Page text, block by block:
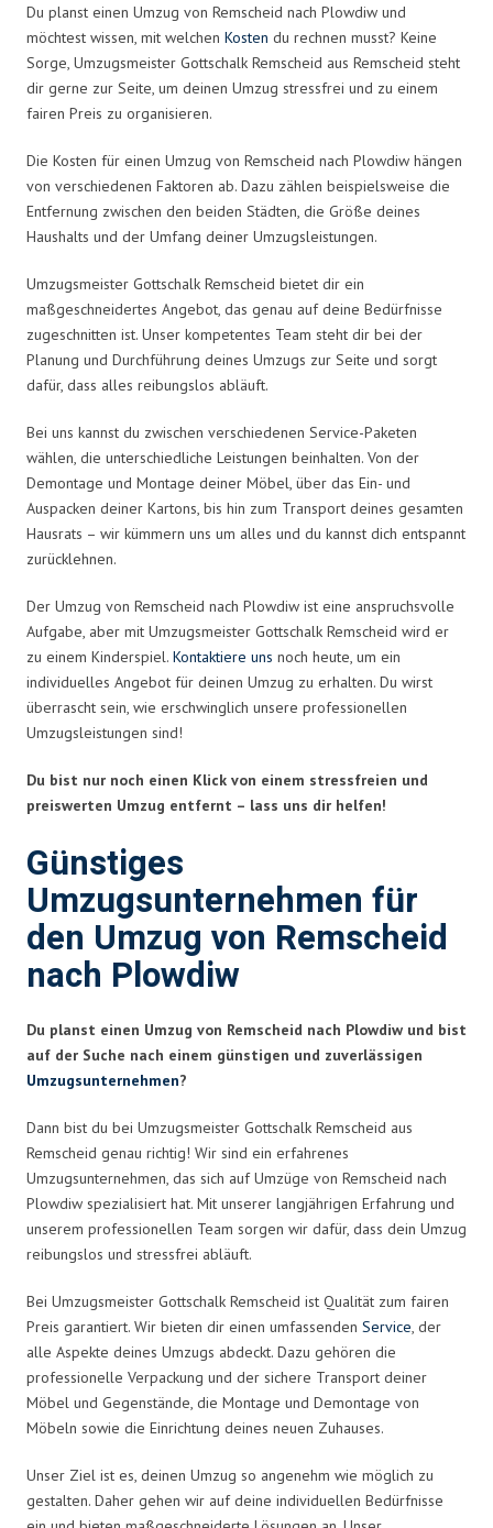
Du planst einen Umzug von Remscheid nach Plowdiw und
möchtest wissen, mit welchen Kosten du rechnen musst? Keine
Sorge, Umzugsmeister Gottschalk Remscheid aus Remscheid steht
dir gerne zur Seite, um deinen Umzug stressfrei und zu einem
fairen Preis zu organisieren.
Die Kosten für einen Umzug von Remscheid nach Plowdiw hängen
von verschiedenen Faktoren ab. Dazu zählen beispielsweise die
Entfernung zwischen den beiden Städten, die Größe deines
Haushalts und der Umfang deiner Umzugsleistungen.
Umzugsmeister Gottschalk Remscheid bietet dir ein
maßgeschneidertes Angebot, das genau auf deine Bedürfnisse
zugeschnitten ist. Unser kompetentes Team steht dir bei der
Planung und Durchführung deines Umzugs zur Seite und sorgt
dafür, dass alles reibungslos abläuft.
Bei uns kannst du zwischen verschiedenen Service-Paketen
wählen, die unterschiedliche Leistungen beinhalten. Von der
Demontage und Montage deiner Möbel, über das Ein- und
Auspacken deiner Kartons, bis hin zum Transport deines gesamten
Hausrats – wir kümmern uns um alles und du kannst dich entspannt
zurücklehnen.
Der Umzug von Remscheid nach Plowdiw ist eine anspruchsvolle
Aufgabe, aber mit Umzugsmeister Gottschalk Remscheid wird er
zu einem Kinderspiel. Kontaktiere uns noch heute, um ein
individuelles Angebot für deinen Umzug zu erhalten. Du wirst
überrascht sein, wie erschwinglich unsere professionellen
Umzugsleistungen sind!
Du bist nur noch einen Klick von einem stressfreien und
preiswerten Umzug entfernt – lass uns dir helfen!
Günstiges
Umzugsunternehmen für
den Umzug von Remscheid
nach Plowdiw
Du planst einen Umzug von Remscheid nach Plowdiw und bist
auf der Suche nach einem günstigen und zuverlässigen
Umzugsunternehmen?
Dann bist du bei Umzugsmeister Gottschalk Remscheid aus
Remscheid genau richtig! Wir sind ein erfahrenes
Umzugsunternehmen, das sich auf Umzüge von Remscheid nach
Plowdiw spezialisiert hat. Mit unserer langjährigen Erfahrung und
unserem professionellen Team sorgen wir dafür, dass dein Umzug
reibungslos und stressfrei abläuft.
Bei Umzugsmeister Gottschalk Remscheid ist Qualität zum fairen
Preis garantiert. Wir bieten dir einen umfassenden Service, der
alle Aspekte deines Umzugs abdeckt. Dazu gehören die
professionelle Verpackung und der sichere Transport deiner
Möbel und Gegenstände, die Montage und Demontage von
Möbeln sowie die Einrichtung deines neuen Zuhauses.
Unser Ziel ist es, deinen Umzug so angenehm wie möglich zu
gestalten. Daher gehen wir auf deine individuellen Bedürfnisse